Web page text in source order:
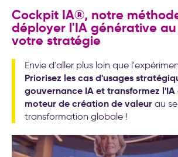
Cockpit IA®, notre
déployer l'IA générative
votre stratégie
Envie d'aller plus loin que
Priorisez les cas d'usages
gouvernance IA et transformez
moteur de création de valeur au
transformation globale !